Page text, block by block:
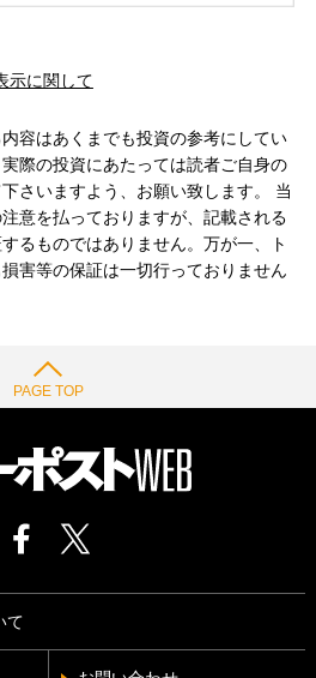
示に関して
容はあくまでも投資の参考にしてい
際の投資にあたっては読者ご自身の
さいますよう、お願い致します。 当
意を払っておりますが、記載される
るものではありません。万が一、ト
害等の保証は一切行っておりません
PAGE TOP
て